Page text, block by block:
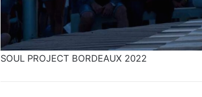
SOUL PROJECT BORDEAUX 2022